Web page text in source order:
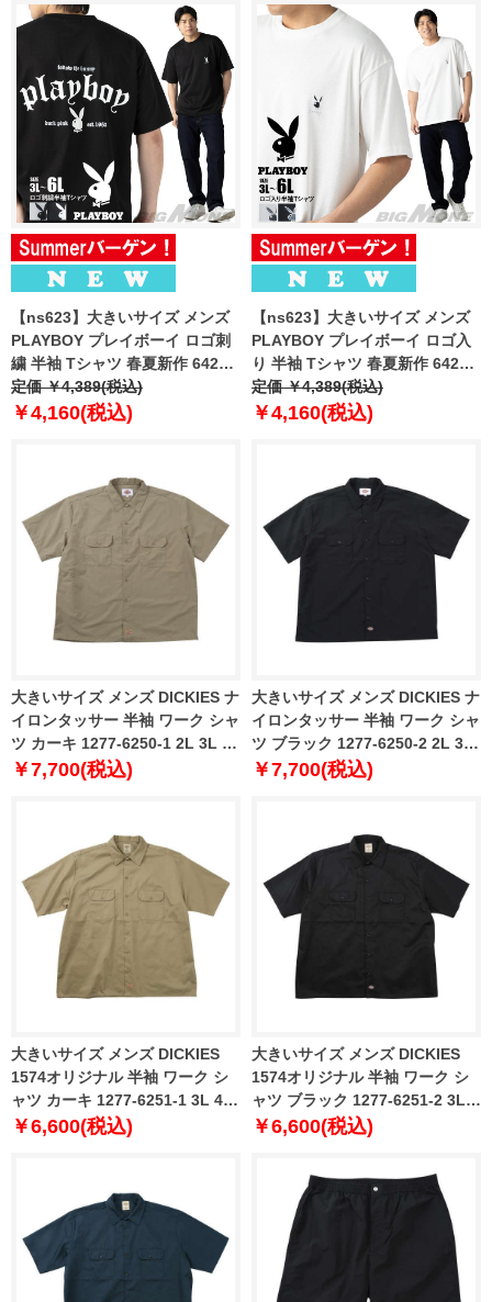
260201s 【fre】
【ns623】大きいサイズ メンズ
PLAYBOY プレイボーイ ロゴ刺
繍 半袖 Tシャツ 春夏新作 6423-
707z 【fre】
定価 ￥4,389(税込)
￥4,160(税込)
【ns623】大きいサイズ メンズ
PLAYBOY プレイボーイ ロゴ入
り 半袖 Tシャツ 春夏新作 6423-
713z 【fre】
定価 ￥4,389(税込)
￥4,160(税込)
大きいサイズ メンズ DICKIES ナ
イロンタッサー 半袖 ワーク シャ
ツ カーキ 1277-6250-1 2L 3L 4L
5L
￥7,700(税込)
大きいサイズ メンズ DICKIES ナ
イロンタッサー 半袖 ワーク シャ
ツ ブラック 1277-6250-2 2L 3L
4L 5L
￥7,700(税込)
大きいサイズ メンズ DICKIES
1574オリジナル 半袖 ワーク シ
ャツ カーキ 1277-6251-1 3L 4L
5L
￥6,600(税込)
大きいサイズ メンズ DICKIES
1574オリジナル 半袖 ワーク シ
ャツ ブラック 1277-6251-2 3L
4L 5L
￥6,600(税込)